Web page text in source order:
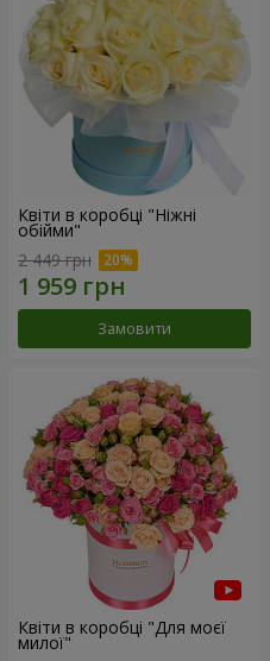
Квіти в коробці "Ніжні
обійми"
2 449 грн
Замовити
Квіти в коробці "Для моєї
милої"